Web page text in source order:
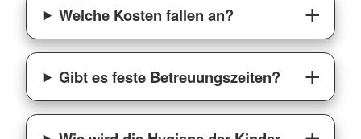
Welche Kosten fallen an?
Gibt es feste Betreuungszeiten?